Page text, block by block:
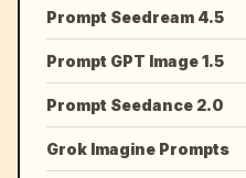
Prompt Seedream 4.5
Prompt GPT Image 1.5
Prompt Seedance 2.0
Grok Imagine Prompts